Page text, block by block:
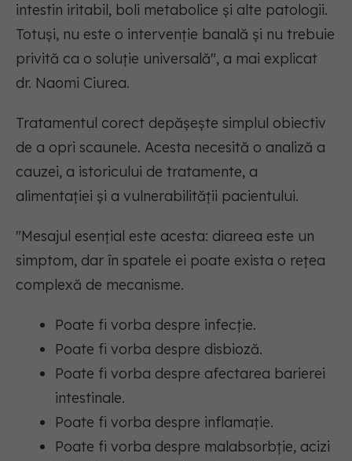
intestin iritabil, boli metabolice și alte patologii.
Totuși, nu este o intervenție banală și nu trebuie
privită ca o soluție universală", a mai explicat
dr. Naomi Ciurea.
Tratamentul corect depășește simplul obiectiv
de a opri scaunele. Acesta necesită o analiză a
cauzei, a istoricului de tratamente, a
alimentației și a vulnerabilității pacientului.
"Mesajul esențial este acesta: diareea este un
simptom, dar în spatele ei poate exista o rețea
complexă de mecanisme.
Poate fi vorba despre infecție.
Poate fi vorba despre disbioză.
Poate fi vorba despre afectarea barierei
intestinale.
Poate fi vorba despre inflamație.
Poate fi vorba despre malabsorbție, acizi